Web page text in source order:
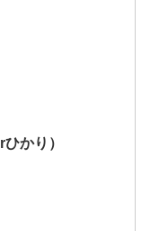
かり）